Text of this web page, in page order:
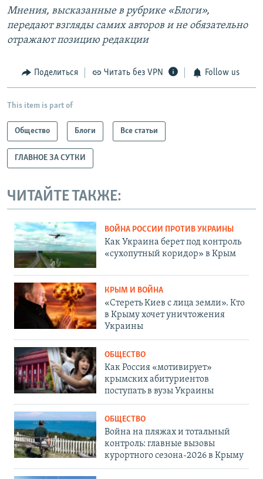
Мнения, высказанные в рубрике «Блоги»,
передают взгляды самих авторов и не обязательно
отражают позицию редакции
Поделиться Читать без VPN Follow us
This item is part of
Общество Блоги Все статьи
ГЛАВНОЕ ЗА СУТКИ
ЧИТАЙТЕ ТАКЖЕ:
ВОЙНА РОССИИ ПРОТИВ УКРАИНЫ
Как Украина берет под контроль
«сухопутный коридор» в Крым
КРЫМ И ВОЙНА
«Стереть Киев с лица земли». Кто
в Крыму хочет уничтожения
Украины
ОБЩЕСТВО
Как Россия «мотивирует»
крымских абитуриентов
поступать в вузы Украины
ОБЩЕСТВО
Война на пляжах и тотальный
контроль: главные вызовы
курортного сезона-2026 в Крыму